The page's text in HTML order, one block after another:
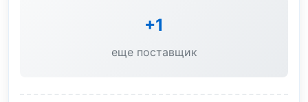
+1
еще поставщик